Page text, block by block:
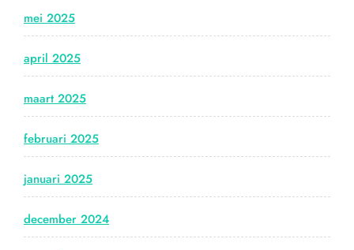
mei 2025
april 2025
maart 2025
februari 2025
januari 2025
december 2024